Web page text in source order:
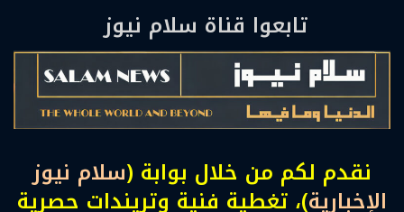
تابعوا قناة سلام نيوز
نقدم لكم من خلال بوابة (سلام نيوز
الإخبارية)، تغطية فنية وتريندات حصرية